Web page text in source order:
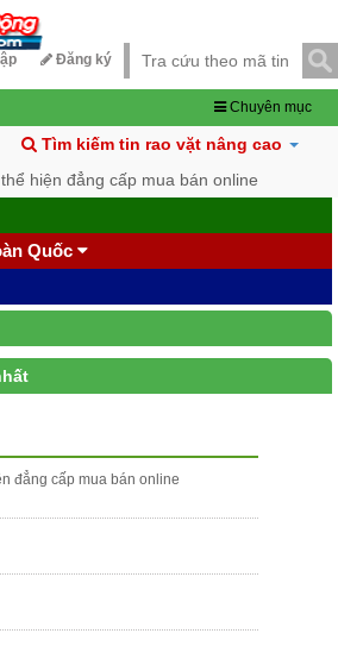
Đăng ký
Chuyên mục
Tìm kiếm tin rao vặt nâng cao
hiện đẳng cấp mua bán online
Quốc
đẳng cấp mua bán online